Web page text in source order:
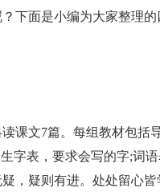
下面是小编为大家整理
课文7篇。每组教材包括
字表，要求会写的字;词
，疑则有进。处处留心皆